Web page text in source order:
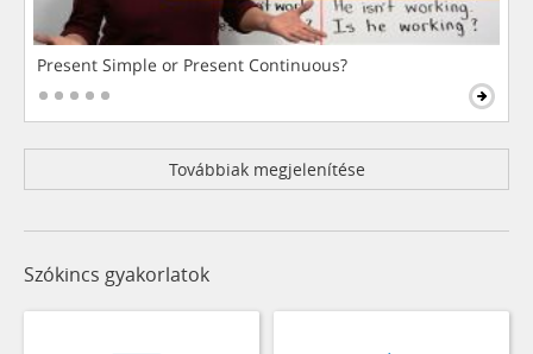
Present Simple or Present Continuous?
Továbbiak megjelenítése
Szókincs gyakorlatok